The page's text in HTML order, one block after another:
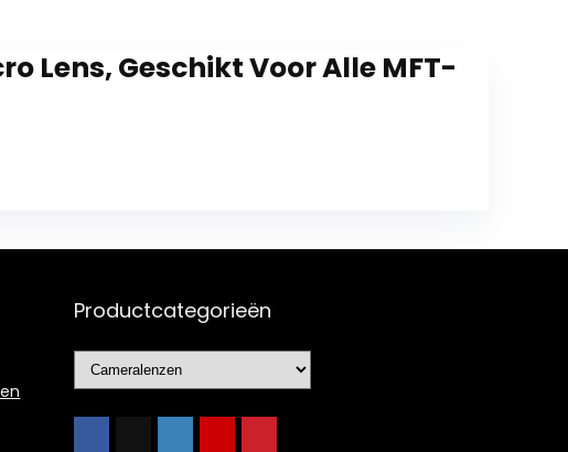
Lens, Geschikt Voor Alle MFT-
Productcategorieën